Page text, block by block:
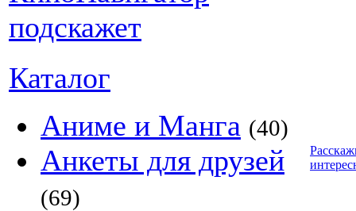
Каталог
Аниме и Манга (40)
Анкеты для друзей
(69)